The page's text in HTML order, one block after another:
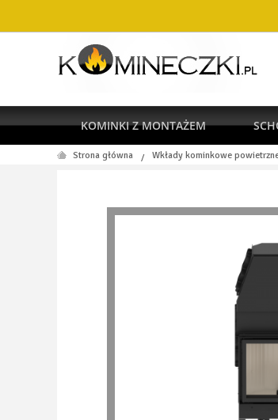
KOMINKI Z MONTAŻEM
RODO
Strona główna / Wkłady kominkowe